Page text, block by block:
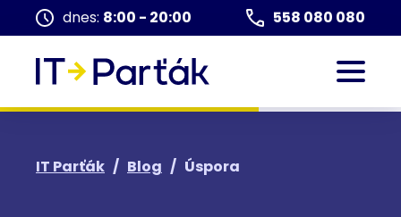
dnes: 8:00 - 20:00 558 080 080
IT Parťák / Blog / Úspora